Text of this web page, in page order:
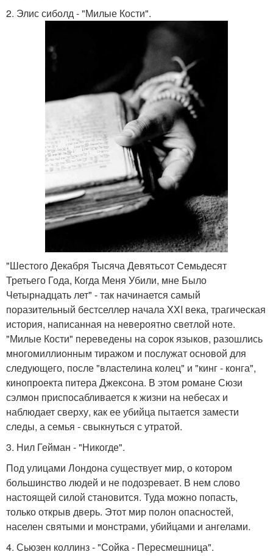
2. Элис сиболд - "Милые Кости".
"Шестого Декабря Тысяча Девятьсот Семьдесят
Третьего Года, Когда Меня Убили, мне Было
Четырнадцать лет" - так начинается самый
поразительный бестселлер начала XXI века, трагическая
история, написанная на невероятно светлой ноте.
"Милые Кости" переведены на сорок языков, разошлись
многомиллионным тиражом и послужат основой для
следующего, после "властелина колец" и "кинг - конга",
кинопроекта питера Джексона. В этом романе Сюзи
сэлмон приспосабливается к жизни на небесах и
наблюдает сверху, как ее убийца пытается замести
следы, а семья - свыкнуться с утратой.
3. Нил Гейман - "Никогде".
Под улицами Лондона существует мир, о котором
большинство людей и не подозревает. В нем слово
настоящей силой становится. Туда можно попасть,
только открыв дверь. Этот мир полон опасностей,
населен святыми и монстрами, убийцами и ангелами.
4. Сьюзен коллинз - "Сойка - Пересмешница".